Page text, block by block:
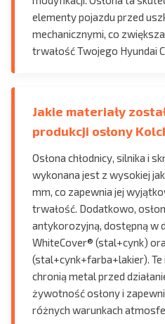
elementy pojazdu przed
mechanicznymi, co
trwałość Twojego Hyundai
Jakie materiały
produkcji osłony
Osłona chłodnicy, silnika i
wykonana jest z wysokiej
mm, co zapewnia jej
trwałość. Dodatkowo,
antykorozyjną, dostępną w
WhiteCover® (stal+cynk)
(stal+cynk+farba+lakier). Te
chronią metal przed
żywotność osłony i
różnych warunkach